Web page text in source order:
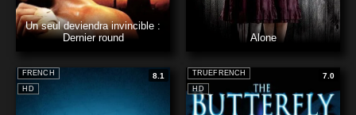
Un seul deviendra invincible :
Dernier round
Alone
HD
FRENCH 8.1
HD
TRUEFRENCH 7.0